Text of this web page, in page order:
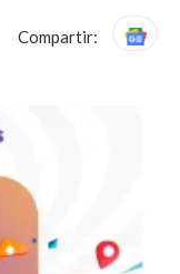
Compartir: